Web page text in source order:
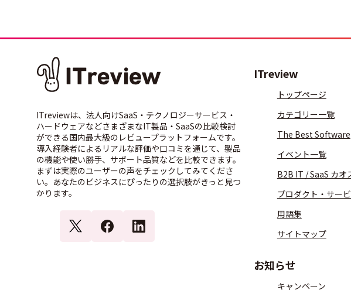
ITreviewは、法人向けSaaS・テクノロジーサービス・
ハードウェアなどさまざまなIT製品・SaaSの比較検討
ができる国内最大級のレビュープラットフォームです。
導入経験者によるリアルな評価や口コミを通じて、製品
の機能や使い勝手、サポート品質などを比較できます。
まずは実際のユーザーの声をチェックしてみてくださ
い。あなたのビジネスにぴったりの選択肢がきっと見つ
かります。
ITreview
トップページ
カテゴリー一覧
The Best Software
イベント一覧
B2B IT / SaaS カオ
プロダクト・サー
用語集
サイトマップ
お知らせ
キャンペーン